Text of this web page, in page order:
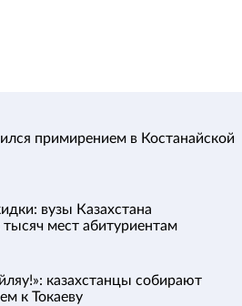
примирением в Костанайской
вузы Казахстана
мест абитуриентам
казахстанцы собирают
к Токаеву